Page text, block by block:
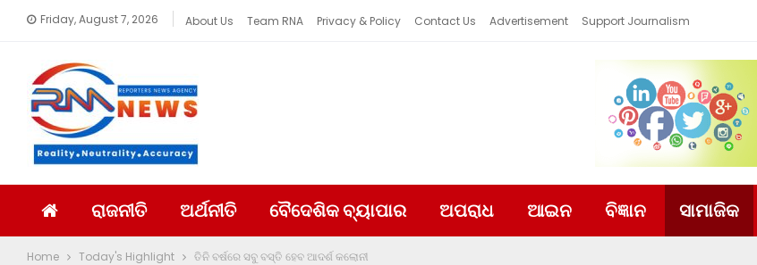
Friday, August 7, 2026 About Us Team RNA Privacy & Policy Contact Us Advertisement Support Journalism
ରାଜନୀତି ଅର୍ଥନୀତି ବୈଦେଶିକ ବ୍ୟାପାର ଅପରାଧ ଆଇନ ବିଜ୍ଞାନ ସାମାଜିକ
Home Today's Highlight ତିନି ବର୍ଷରେ ସବୁ ବସ୍ତି ହେବ ଆଦର୍ଶ କଲୋନୀ